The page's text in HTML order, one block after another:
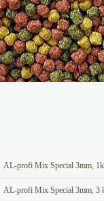
AL-profi Mix Special 3mm,
AL-profi Mix Special 3mm, 3